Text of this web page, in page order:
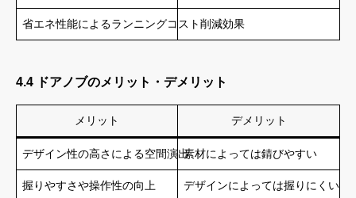
省エネ性能によるランニングコスト削減効果
4.4 ドアノブのメリット・デメリット
メリット デメリット
デザイン性の高さによる空間演出素材によっては錆びやすい
握りやすさや操作性の向上 デザインによっては握りにくい